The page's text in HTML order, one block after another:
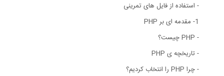
- استفاده از فایل های تمرینی
1- مقدمه ای بر PHP
- PHP چیست؟
- تاریخچه ی PHP
- چرا PHP را انتخاب کردیم؟